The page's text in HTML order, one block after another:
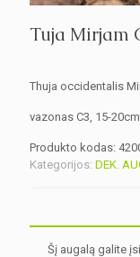
Tuja Mirjam
Thuja occidentalis
vazonas C3, 15-20cm
Produkto kodas:
Kategorijos: DEK.
Šį augalą galite